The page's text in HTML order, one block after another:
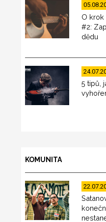
O krok
#2:
dědu
5 tipů,
KOMUNITA